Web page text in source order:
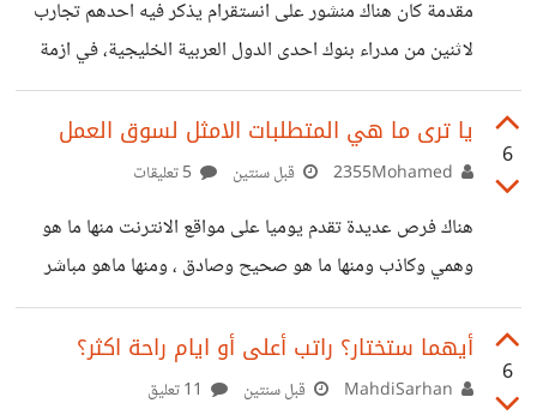
مقدمة كان هناك منشور على انستقرام يذكر فيه احدهم تجارب
لاثنين من مدراء بنوك احدى الدول العربية الخليجية، في ازمة
2008 التي عصفت بكل القطاعات واهمها القطاع المالي/البنوك.
ومن اجل تدارك مايمكن تداركه لابد على المؤسسات والشركات أن
تقلل من تكاليفها التشغيلية والحلقة الاسهل والاضعف في هذا
مجلس الادارة انه سيدفع معظم رواتب الموظفين من البونس
السنوي الخاص به، بينما مدير البنك ب اتفق مع مجلس الادارة
انه
6
يا ترى ما هي المتطلبات الامثل لسوق العمل
قبل سنتين
هناك فرص عديدة تقدم يوميا على مواقع الانترنت منها ما هو
وهمي وكاذب ومنها ما هو صحيح وصادق ، ومنها ماهو مباشر
ومنها وما هو اونلاين برأيكم هل هناك مواقع عمل صادقة بحيث
هناك نظام خاص البحث عن فرصة عمل على الانترنت لمصداقية
6
أيهما ستختار؟ راتب أعلى أو ايام راحة اكثر؟
قبل سنتين